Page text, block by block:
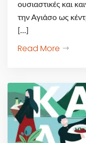
ουσιαστικές και
την Αγιάσο ως
[...]
Read More